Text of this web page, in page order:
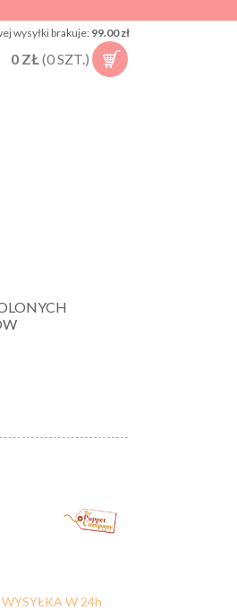
wysyłki brakuje:99.00 zł
0 ZŁ(0SZT.)
W 24h